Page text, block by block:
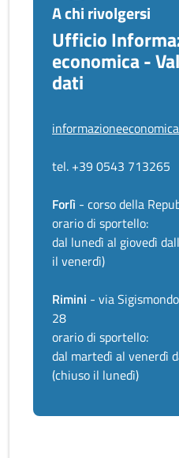
A chi rivolgersi
Ufficio
economica -
dati
tel. +39 0543 713265
Forlì - corso della
orario di sportello:
dal lunedì al giovedì
il venerdì)
Rimini - via
28
orario di sportello:
dal martedì al venerdì
(chiuso il lunedì)